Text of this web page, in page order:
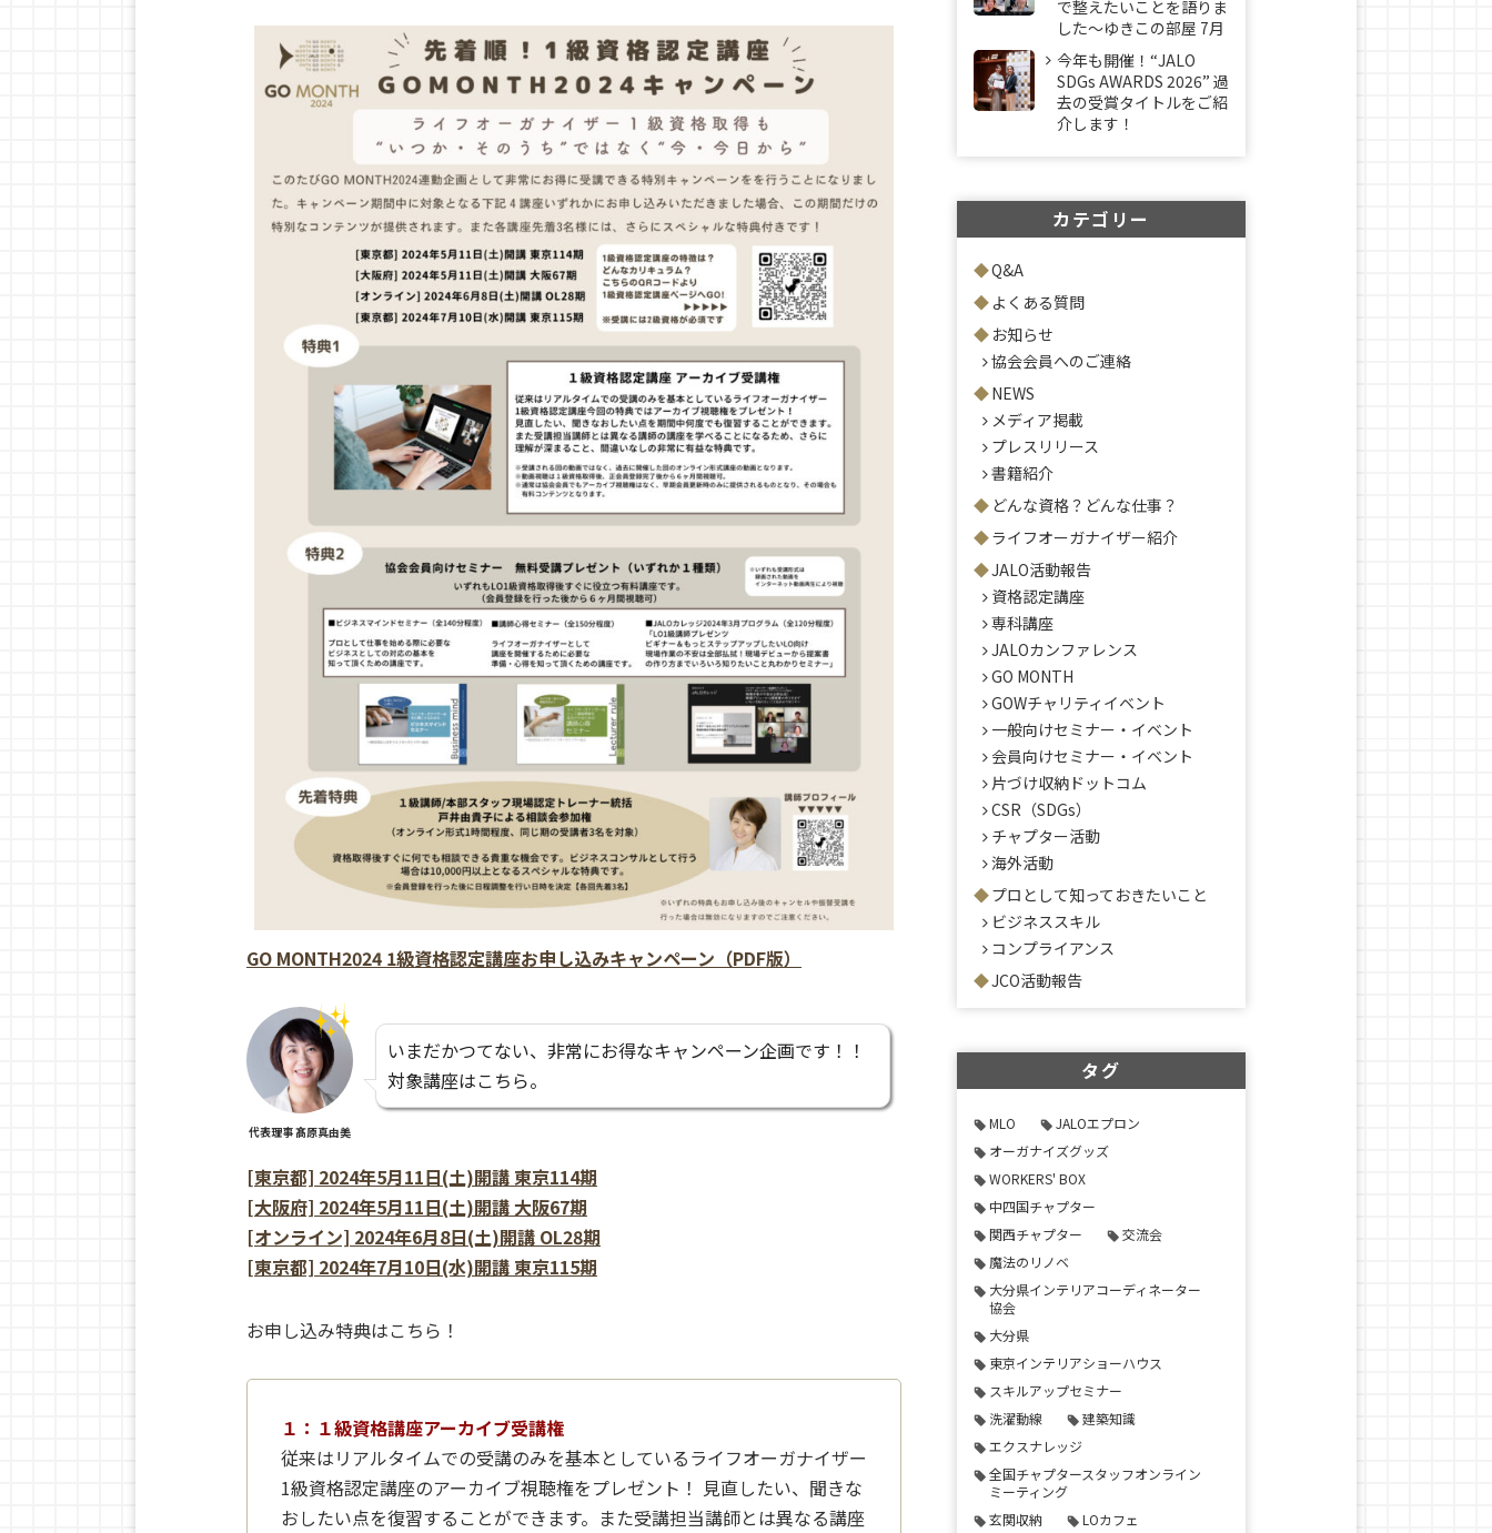
GO MONTH2024 1級資格認定講座お申し込みキャンペーン（PDF版）
代表理事 髙原真由美
いまだかつてない、非常にお得なキャンペーン企画です！！
対象講座はこちら。
[東京都] 2024年5月11日(土)開講 東京114期
[大阪府] 2024年5月11日(土)開講 大阪67期
[オンライン] 2024年6月8日(土)開講 OL28期
[東京都] 2024年7月10日(水)開講 東京115期
お申し込み特典はこちら！
１：１級資格講座アーカイブ受講権
従来はリアルタイムでの受講のみを基本としているライフオーガナイザー
1級資格認定講座のアーカイブ視聴権をプレゼント！ 見直したい、聞きな
おしたい点を復習することができます。また受講担当講師とは異なる講座
で整えたいことを語りま
した～ゆきこの部屋 7月
今年も開催！“JALO
SDGs AWARDS 2026” 過
去の受賞タイトルをご紹
介します！
カテゴリー
Q&A
よくある質問
お知らせ
協会会員へのご連絡
NEWS
メディア掲載
プレスリリース
書籍紹介
どんな資格？どんな仕事？
ライフオーガナイザー紹介
JALO活動報告
資格認定講座
専科講座
JALOカンファレンス
GO MONTH
GOWチャリティイベント
一般向けセミナー・イベント
会員向けセミナー・イベント
片づけ収納ドットコム
CSR（SDGs）
チャプター活動
海外活動
プロとして知っておきたいこと
ビジネススキル
コンプライアンス
JCO活動報告
タグ
MLO
JALOエプロン
オーガナイズグッズ
WORKERS' BOX
中四国チャプター
関西チャプター
交流会
魔法のリノベ
大分県インテリアコーディネーター
協会
大分県
東京インテリアショーハウス
スキルアップセミナー
洗濯動線
建築知識
エクスナレッジ
全国チャプタースタッフオンライン
ミーティング
玄関収納
LOカフェ